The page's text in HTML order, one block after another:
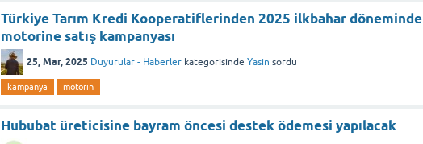
Türkiye Tarım Kredi Kooperatiflerinden 2025 ilkbahar döneminde
motorine satış kampanyası
25, Mar, 2025 Duyurular - Haberler kategorisinde Yasin sordu
kampanya motorin
Hububat üreticisine bayram öncesi destek ödemesi yapılacak